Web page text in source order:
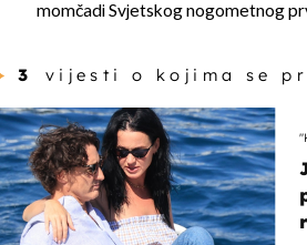
momčadi Svjetskog nogometnog
3 vijesti o kojima se